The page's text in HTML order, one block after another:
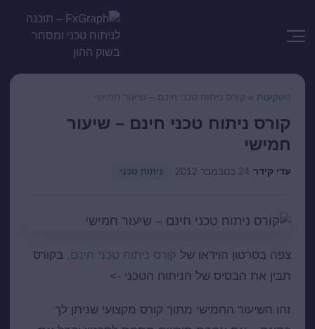
השקעות » קורס ניתוח טכני חינם – שיעור חמישי
קורס ניתוח טכני חינם – שיעור
חמישי
עדי קידר 24 בנובמבר 2012 ניתוח טכני
צפה בסרטון הוידאו של קורס ניתוח טכני חינם. בקורס
תבין את הבסיס של הניתוח הטכני ->
זהו השיעור החמישי מתוך קורס מקצועי שניתן לך